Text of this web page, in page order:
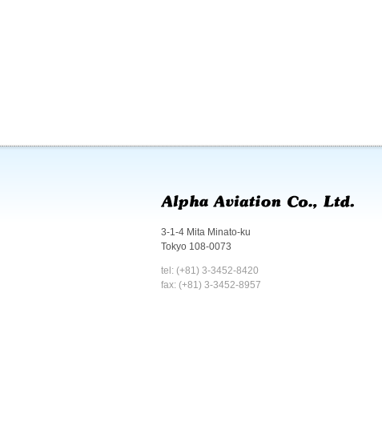
3-1-4 Mita Minato-ku
Tokyo 108-0073
tel: (+81) 3-3452-8420
fax: (+81) 3-3452-8957